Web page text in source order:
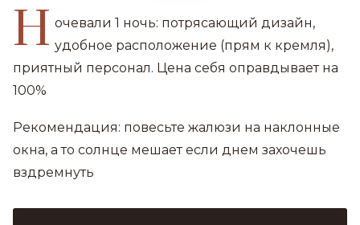
Н очевали 1 ночь: потрясающий дизайн,
удобное расположение (прям к кремля),
приятный персонал. Цена себя оправдывает на
100%
Рекомендация: повесьте жалюзи на наклонные
окна, а то солнце мешает если днем захочешь
вздремнуть